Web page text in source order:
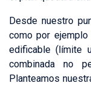
Desde nuestro
como por
edificable (límite
combinada no
Planteamos